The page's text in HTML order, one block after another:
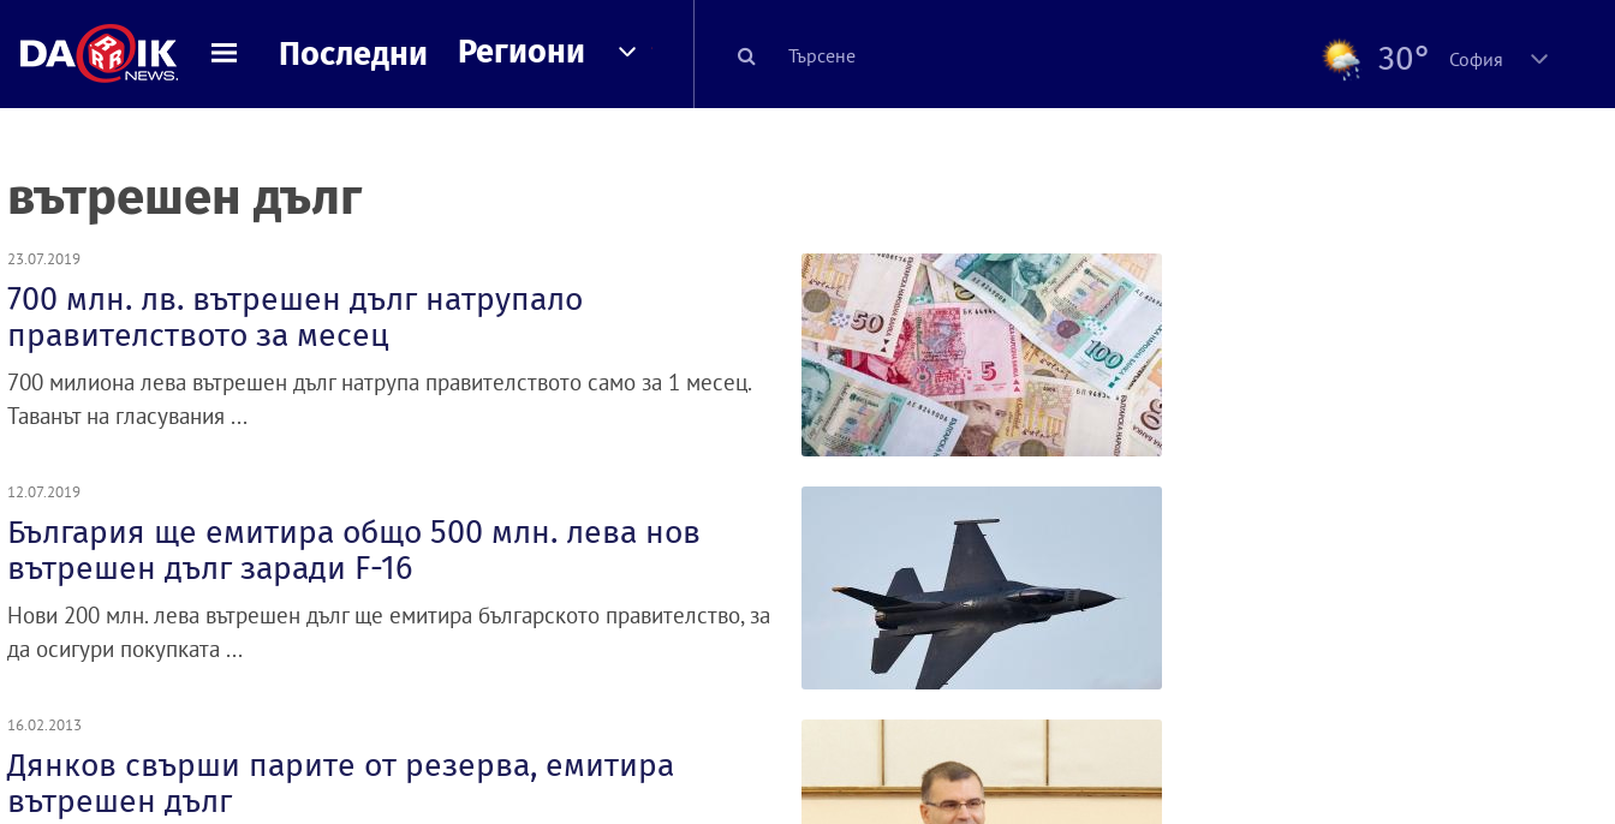
Последни Региони 30° София
вътрешен дълг
23.07.2019
700 млн. лв. вътрешен дълг натрупало
правителството за месец
700 милиона лева вътрешен дълг натрупа правителството само за 1 месец.
Таванът на гласувания ...
12.07.2019
България ще емитира общо 500 млн. лева нов
вътрешен дълг заради F-16
Нови 200 млн. лева вътрешен дълг ще емитира българското правителство, за
да осигури покупката ...
16.02.2013
Дянков свърши парите от резерва, емитира
вътрешен дълг